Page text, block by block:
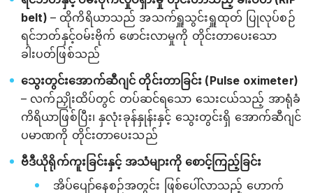
belt) – ထိုကိရိယာသည် အသက်ရှူသွင်းရှူထုတ် ပြုလုပ်စဉ်
ရင်ဘတ်နှင့်ဝမ်းဗိုက် ဖောင်းလာမှုကို တိုင်းတာပေးသော
ခါးပတ်ဖြစ်သည်
သွေးတွင်းအောက်ဆီဂျင် တိုင်းတာခြင်း (Pulse oximeter)
– လက်ညှိုးထိပ်တွင် တပ်ဆင်ရသော သေးငယ်သည့် အာရုံခံ
ကိရိယာဖြစ်ပြီး၊ နှလုံးခုန်နှုန်းနှင့် သွေးတွင်းရှိ အောက်ဆီဂျင်
ပမာဏကို တိုင်းတာပေးသည်
ဗီဒီယိုရိုက်ကူးခြင်းနှင့် အသံများကို စောင့်ကြည့်ခြင်း
အိပ်‌ပျော်နေစဉ်အတွင်း ဖြစ်ပေါ်လာသည့် ဟောက်